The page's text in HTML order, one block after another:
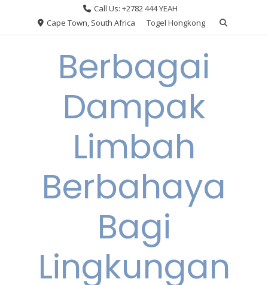
Call Us: +2782 444 YEAH
Cape Town, South Africa
Togel Hongkong
Berbagai
Dampak
Limbah
Berbahaya
Bagi
Lingkungan